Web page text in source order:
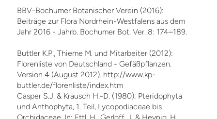
BBV-Bochumer Botanischer Verein (2016):
Beiträge zur Flora Nordrhein-Westfalens aus dem
Jahr 2016 - Jahrb. Bochumer Bot. Ver. 8: 174–189.
Buttler K.P., Thieme M. und Mitarbeiter (2012):
Florenliste von Deutschland - Gefäßpflanzen.
Version 4 (August 2012). http://www.kp-
buttler.de/florenliste/index.htm
Casper S.J. & Krausch H.-D. (1980): Pteridophyta
und Anthophyta, 1. Teil, Lycopodiaceae bis
Orchidaceae. In: Ettl, H., Gerloff, J. & Heynig, H.